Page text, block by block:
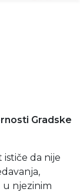
Gradske
ističe da nije
u njezinim